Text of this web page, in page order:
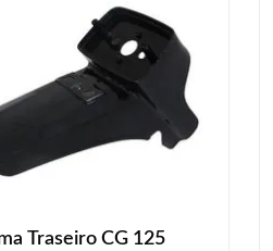
Traseiro CG 125